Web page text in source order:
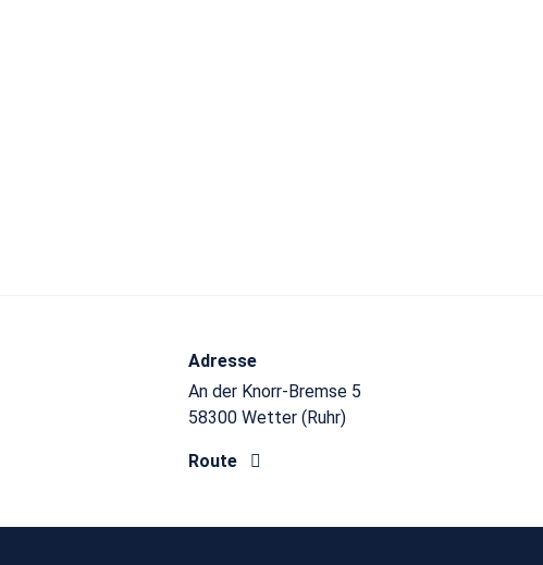
Adresse
An der Knorr-Bremse 5
58300 Wetter (Ruhr)
Route